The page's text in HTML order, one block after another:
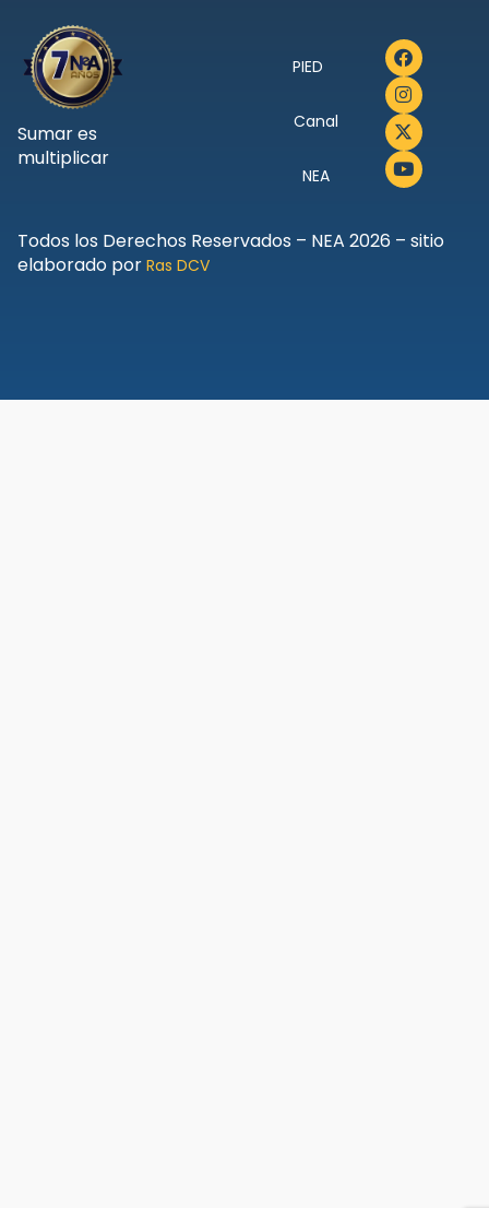
Sumar es
multiplicar
PIED
Canal
NEA
Todos los Derechos Reservados – NEA 2026 – sitio
elaborado por Ras DCV